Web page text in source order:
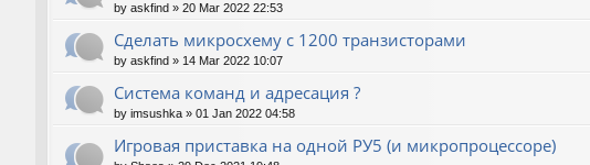
by askfind » 20 Mar 2022 22:53
Сделать микросхему с 1200 транзисторами
by askfind » 14 Mar 2022 10:07
Система команд и адресация ?
by imsushka » 01 Jan 2022 04:58
Игровая приставка на одной РУ5 (и микропроцессоре)